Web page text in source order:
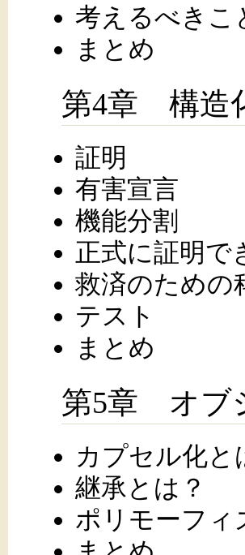
考えるべきこ
まとめ
第4章 構造
証明
有害宣言
機能分割
正式に証明で
救済のための
テスト
まとめ
第5章 オブ
カプセル化と
継承とは？
ポリモーフィ